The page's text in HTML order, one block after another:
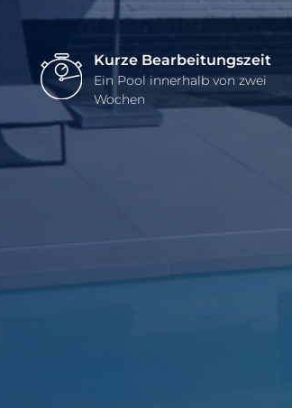
Kurze Bearbeitungszeit
Ein Pool innerhalb von zwei
Wochen